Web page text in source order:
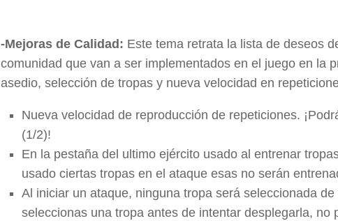
-Mejoras de Calidad: Este tema retrata la lista de deseos
comunidad que van a ser implementados en el juego en la
asedio, selección de tropas y nueva velocidad en
Nueva velocidad de reproducción de repeticiones.
(1/2)!
En la pestaña del ultimo ejército usado al entrenar
usado ciertas tropas en el ataque esas no serán
Al iniciar un ataque, ninguna tropa será seleccionada
seleccionas una tropa antes de intentar desplegarla,